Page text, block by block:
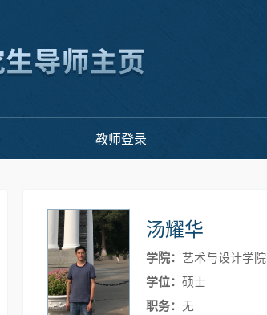
教师登录
汤耀华
学院： 艺术与设计学院
学位： 硕士
职务： 无